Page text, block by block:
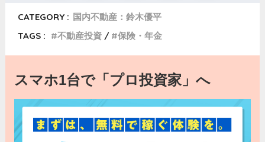
CATEGORY : 国内不動産：鈴木優平
TAGS :
不動産投資 保険・年金
スマホ1台で「プロ投資家」へ